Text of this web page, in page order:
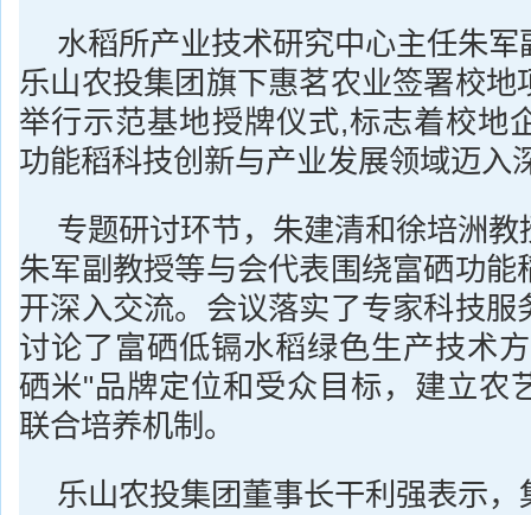
水稻所产业技术研究中心主任朱
乐山农投集团旗下惠茗农业签署校地
举行示范基地授牌仪式,标志着校地
功能稻科技创新与产业发展领域迈入
专题研讨环节，朱建清和徐培洲
朱军副教授等与会代表围绕富硒功能
开深入交流。会议落实了专家科技服
讨论了富硒低镉水稻绿色生产技术
硒米"品牌定位和受众目标，建立农
联合培养机制。
乐山农投集团董事长干利强表示